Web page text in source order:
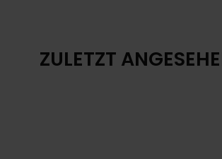
ZULETZT